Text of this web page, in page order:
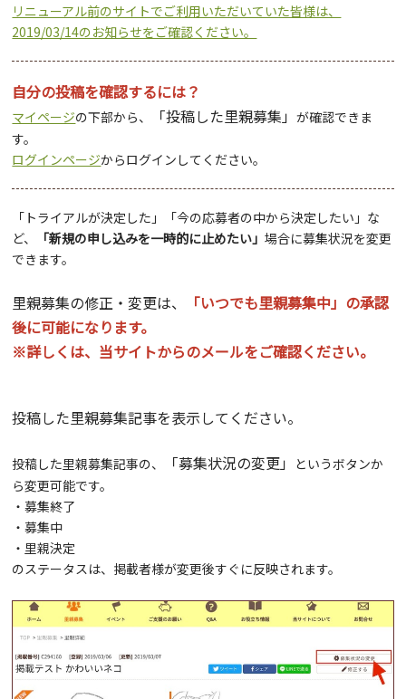
リニューアル前のサイトでご利用いただいていた皆様は、
2019/03/14のお知らせをご確認ください。
自分の投稿を確認するには？
マイページの下部から、 「投稿した里親募集」が確認できま
す。
ログインページからログインしてください。
「トライアルが決定した」「今の応募者の中から決定したい」な
ど、
「新規の申し込みを一時的に止めたい」場合に募集状況を変更
できます。
里親募集の修正・変更は、
「いつでも里親募集中」の承認
後に可能になります。
※詳しくは、当サイトからのメールをご確認ください。
投稿した里親募集記事を表示してください。
投稿した里親募集記事の、 「募集状況の変更」 というボタンか
ら変更可能です。
・募集終了
・募集中
・里親決定
のステータスは、掲載者様が変更後すぐに反映されます。